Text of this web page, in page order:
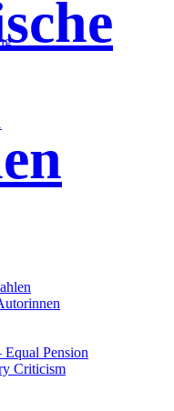
Pension
Criticism